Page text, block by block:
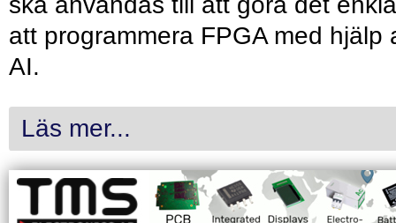
att programmera FPGA med hjälp
AI.
Läs mer...